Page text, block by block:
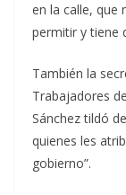
en la calle, que
permitir y tiene
También la
Trabajadores
Sánchez tildó
quienes les
gobierno”.